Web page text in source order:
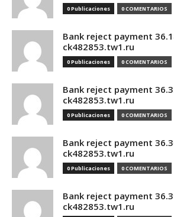
0 Publicaciones 0 COMENTARIOS
Bank reject payment
ck482853.tw1.ru
0 Publicaciones 0 COMENTARIOS
Bank reject payment
ck482853.tw1.ru
0 Publicaciones 0 COMENTARIOS
Bank reject payment
ck482853.tw1.ru
0 Publicaciones 0 COMENTARIOS
Bank reject payment
ck482853.tw1.ru